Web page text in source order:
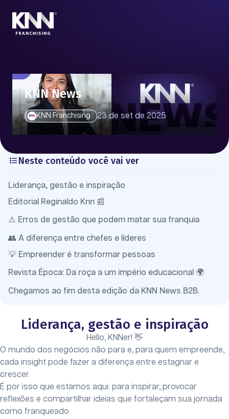
KNN News
KNN Franchising 23 de set de 2025
Neste conteúdo você vai ver
Liderança, gestão e inspiração
Editorial Reginaldo Knn 📰
⚠️ Erros de gestão que podem matar sua franquia
👥 A diferença entre chefes e líderes
💡 Empreender é transformar pessoas
Revista Época: Da roça a um império educacional 🌍
Chegamos ao fim desta edição da KNN News B2B.
Liderança, gestão e inspiração
Hello, KNNer! 👋
O mundo dos negócios não para e, para quem empreende,
cada insight pode fazer a diferença entre estagnar e
crescer.
É por isso que estamos aqui: para inspirar, provocar
reflexões e compartilhar ideias que fortaleçam sua jornada
como franqueado.